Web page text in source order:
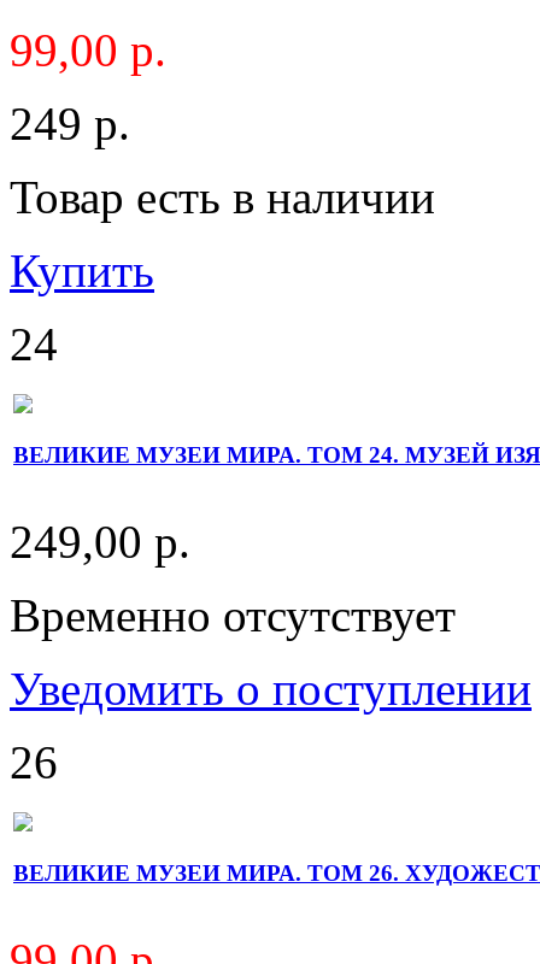
99,00 р.
249 р.
Товар есть в наличии
Купить
24
ВЕЛИКИЕ МУЗЕИ МИРА. ТОМ 24. МУЗЕЙ
249,00 р.
Временно отсутствует
Уведомить о поступлении
26
ВЕЛИКИЕ МУЗЕИ МИРА. ТОМ 26.